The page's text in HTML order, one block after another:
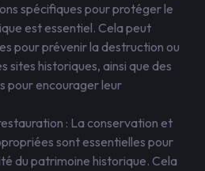
spécifiques pour protéger le
est essentiel. Cela peut
pour prévenir la destruction ou
sites historiques, ainsi que des
pour encourager leur
: La conservation et
sont essentielles pour
du patrimoine historique. Cela